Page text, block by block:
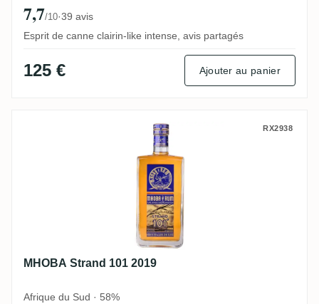
7,7/10·39 avis
Esprit de canne clairin-like intense, avis partagés
125 € Ajouter au panier
MHOBA Strand 101 2019 RX2938
MHOBA Strand 101 2019
Afrique du Sud · 58%